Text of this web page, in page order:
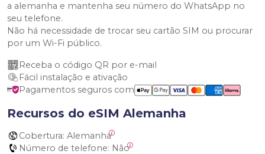
a alemanha e mantenha seu número do WhatsApp no
seu telefone.
Não há necessidade de trocar seu cartão SIM ou procurar
por um Wi-Fi público.
Receba o código QR por e-mail
Fácil instalação e ativação
Pagamentos seguros com
Recursos do eSIM Alemanha
Cobertura: Alemanha
Número de telefone: Não